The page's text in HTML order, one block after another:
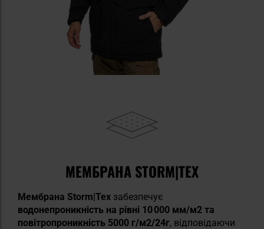
МЕМБРАНА STORM|TEX
Мембрана Storm|Tex забезпечує
водонепроникність на рівні 10 000 мм/м2 та
повітропроникність 5000 г/м2/24г, відповідаючи